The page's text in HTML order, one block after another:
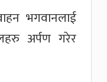
भगवानलाई
अर्पण गरेर